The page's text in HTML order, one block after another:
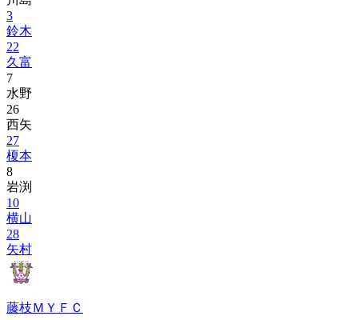
3
鈴木
22
久富
7
水野
26
西矢
27
榎本
8
岩渕
10
横山
28
矢村
藤枝ＭＹＦＣ